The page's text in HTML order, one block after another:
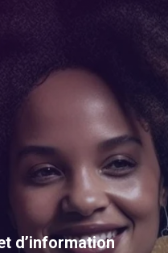
d’information